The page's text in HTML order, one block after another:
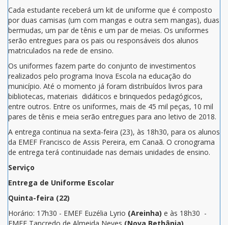
Cada estudante receberá um kit de uniforme que é composto
por duas camisas (um com mangas e outra sem mangas), duas
bermudas, um par de tênis e um par de meias. Os uniformes
serão entregues para os pais ou responsáveis dos alunos
matriculados na rede de ensino.
Os uniformes fazem parte do conjunto de investimentos
realizados pelo programa Inova Escola na educação do
município. Até o momento já foram distribuídos livros para
bibliotecas, materiais didáticos e brinquedos pedagógicos,
entre outros. Entre os uniformes, mais de 45 mil peças, 10 mil
pares de tênis e meia serão entregues para ano letivo de 2018.
A entrega continua na sexta-feira (23), às 18h30, para os alunos
da EMEF Francisco de Assis Pereira, em Canaã. O cronograma
de entrega terá continuidade nas demais unidades de ensino.
Serviço
Entrega de Uniforme Escolar
Quinta-feira (22)
Horário: 17h30 - EMEF Euzélia Lyrio (Areinha) e às 18h30 -
EMEF Tancredo de Almeida Neves (Nova Bethânia)